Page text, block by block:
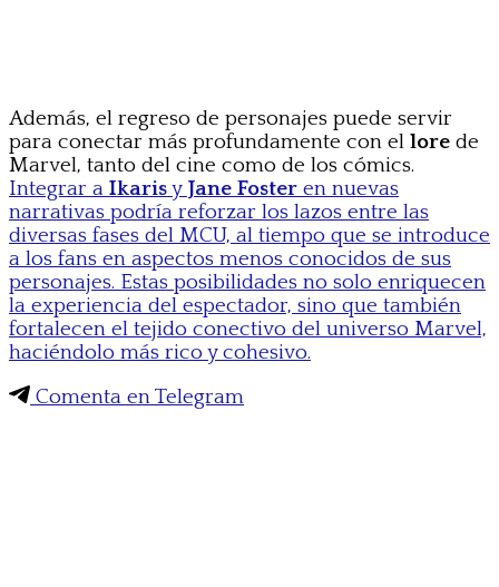
Además, el regreso de personajes puede servir
para conectar más profundamente con el lore de
Marvel, tanto del cine como de los cómics.
Integrar a Ikarisy Jane Foster en nuevas
narrativas podría reforzar los lazos entre las
diversas fases del MCU, al tiempo que se introduce
a los fans en aspectos menos conocidos de sus
personajes. Estas posibilidades no solo enriquecen
la experiencia del espectador, sino que también
fortalecen el tejido conectivo del universo Marvel,
haciéndolo más rico y cohesivo.
Comenta en Telegram